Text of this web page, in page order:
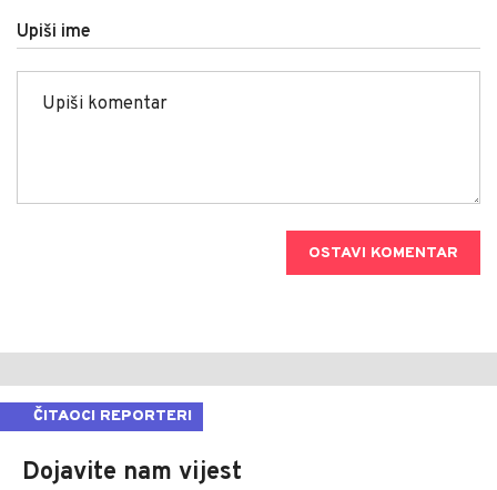
Upiši ime
OSTAVI KOMENTAR
ČITAOCI REPORTERI
Dojavite nam vijest